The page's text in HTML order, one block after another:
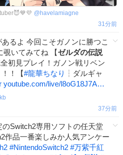
@ havelamiagne
31分前
るよ 今回こそガノンに勝つこ
覗いてみてね 【ゼルダの伝説
初見プレイ！ガノン戦リベン
！【#龍華ちなり ┆ダルギャ
youtube.com/live/l8oG18J7A…
37分前
Switch2専用ソフトの任天堂
作品一番楽しみか人気アンケー
#NintendoSwitch2 #万紫千紅